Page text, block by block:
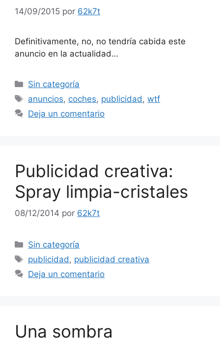
14/09/2015 por 62k7t
Definitivamente, no, no tendría cabida este
anuncio en la actualidad…
Categorías
Sin categoría
Etiquetas
anuncios, coches, publicidad ,wtf
Deja un comentario
Publicidad creativa:
Spray limpia-cristales
08/12/2014 por 62k7t
Categorías
Sin categoría
Etiquetas
publicidad, publicidad creativa
Deja un comentario
Una sombra